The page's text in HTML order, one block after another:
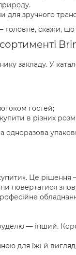
для зручного
скажи, що
закладу. У
гостей;
в різних
Це рішення
повертатися
— інший.
для їжі й